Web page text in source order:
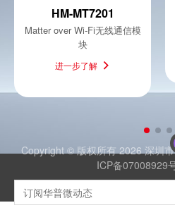
HM-MT7201
Matter over Wi-Fi无线通信模
块
进一步了解
Copyright © 版权所有 2026 深圳
ICP备07008929